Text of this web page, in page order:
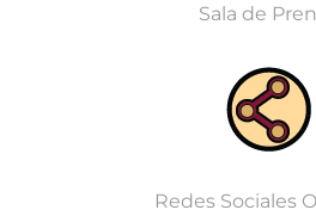
Sala de
Redes Sociales